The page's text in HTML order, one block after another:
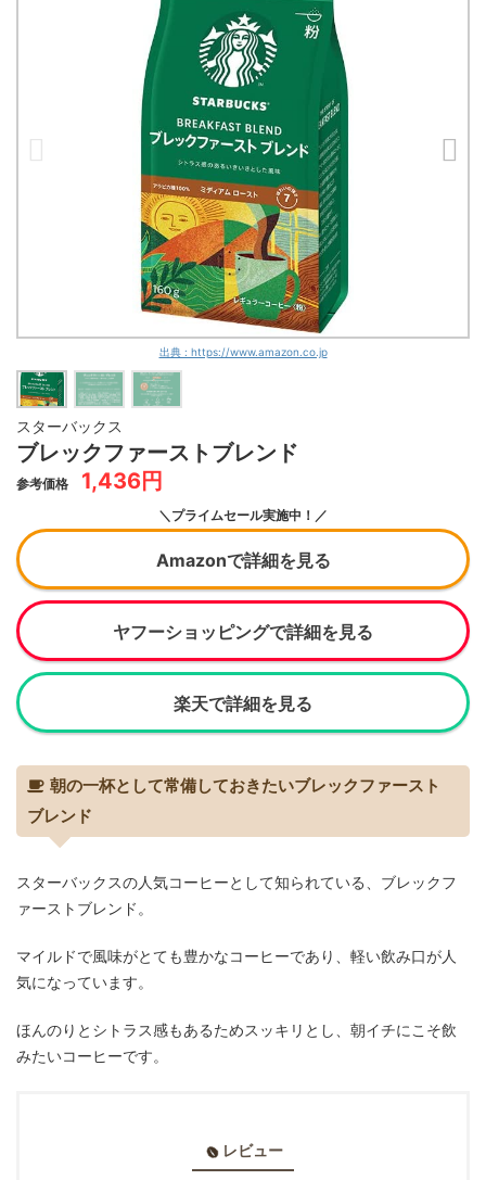
出典 : https://www.amazon.co.jp
スターバックス
ブレックファーストブレンド
参考価格 1,436円
＼プライムセール実施中！／
Amazonで詳細を見る
ヤフーショッピングで詳細を見る
楽天で詳細を見る
朝の一杯として常備しておきたいブレックファースト
ブレンド
スターバックスの人気コーヒーとして知られている、ブレックフ
ァーストブレンド。
マイルドで風味がとても豊かなコーヒーであり、軽い飲み口が人
気になっています。
ほんのりとシトラス感もあるためスッキリとし、朝イチにこそ飲
みたいコーヒーです。
レビュー